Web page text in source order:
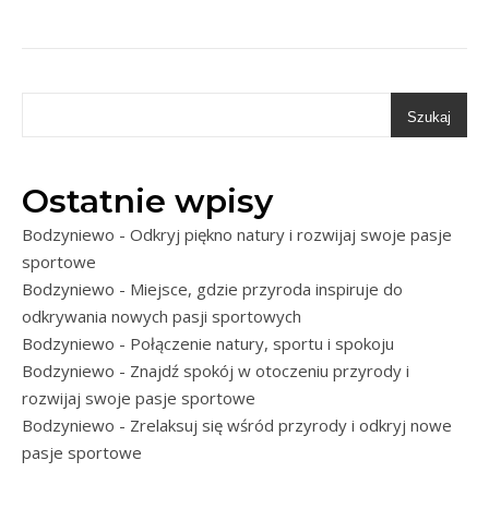
Szukaj
Ostatnie wpisy
Bodzyniewo - Odkryj piękno natury i rozwijaj swoje pasje
sportowe
Bodzyniewo - Miejsce, gdzie przyroda inspiruje do
odkrywania nowych pasji sportowych
Bodzyniewo - Połączenie natury, sportu i spokoju
Bodzyniewo - Znajdź spokój w otoczeniu przyrody i
rozwijaj swoje pasje sportowe
Bodzyniewo - Zrelaksuj się wśród przyrody i odkryj nowe
pasje sportowe